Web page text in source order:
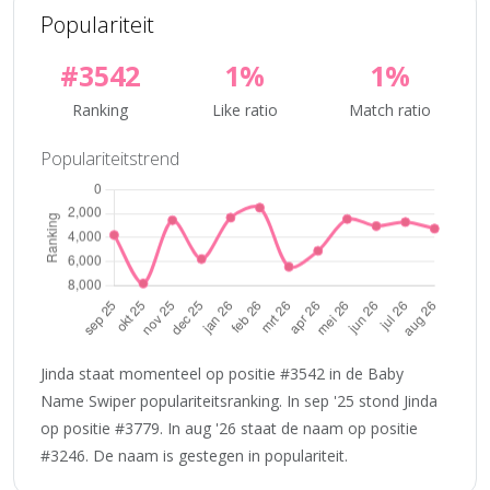
Populariteit
#3542
Ranking
1%
Like ratio
1%
Match ratio
Populariteitstrend
Jinda staat momenteel op positie #3542 in de Baby
Name Swiper populariteitsranking. In sep '25 stond Jinda
op positie #3779. In aug '26 staat de naam op positie
#3246. De naam is gestegen in populariteit.